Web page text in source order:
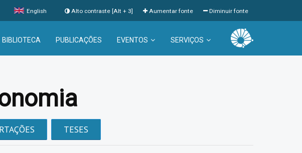
English Diminuir fonte
Aumentar fonte
Alto contraste [Alt + 3]
BIBLIOTECA PUBLICAÇÕES EVENTOS SERVIÇOS
TESES